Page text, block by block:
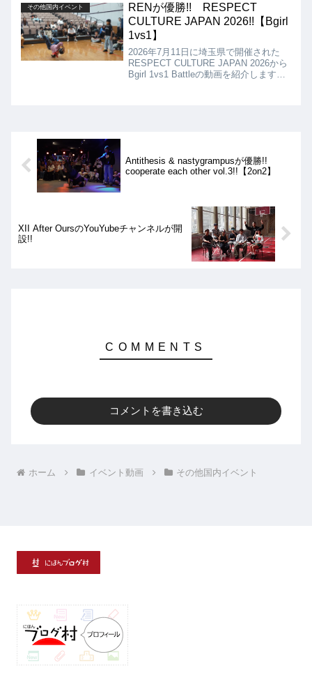
その他国内イベント
RENが優勝!! RESPECT
CULTURE JAPAN 2026!!【Bgirl
1vs1】
2026年7月11日に埼玉県で開催された
RESPECT CULTURE JAPAN 2026から
Bgirl 1vs1 Battleの動画を紹介します。
Antithesis & nastygrampusが優勝!!
cooperate each other vol.3!!【2on2】
XII After OursのYouYubeチャンネルが開
設!!
コメントを書き込む
ホーム イベント動画 その他国内イベント